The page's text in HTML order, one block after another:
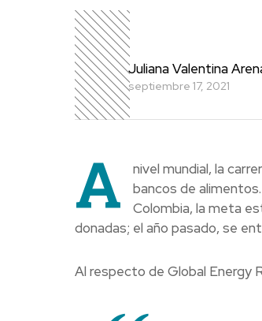
Juliana Valentina
septiembre 17, 2021
A
nivel mundial, la
bancos de
Colombia, la meta
donadas; el año pasado, se
Al respecto de Global Energy